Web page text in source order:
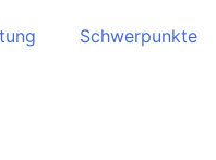
Schwerpunkte